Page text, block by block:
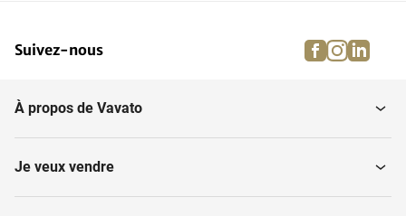
Grille-pain et machines
Friteuses pour l'horeca
Fours à micro-ondes et
Appareils de cuisson à la
Suivez-nous facebook
À propos de Vavato
Je veux vendre